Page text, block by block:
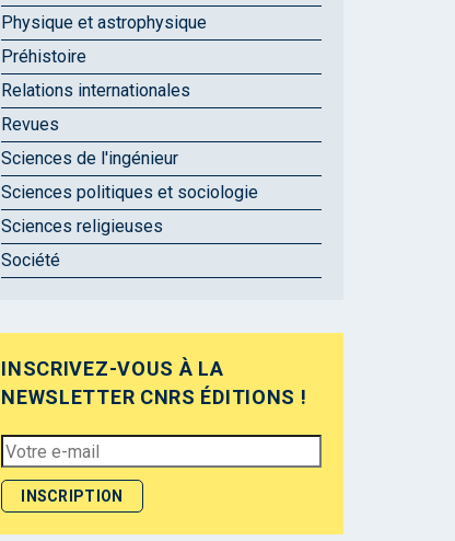
Physique et astrophysique
Préhistoire
Relations internationales
Revues
Sciences de l'ingénieur
Sciences politiques et sociologie
Sciences religieuses
Société
INSCRIVEZ-VOUS À LA
NEWSLETTER CNRS ÉDITIONS !